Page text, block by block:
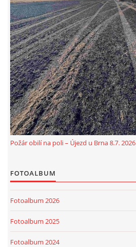
Požár obilí na poli – Újezd u Brna 8.7. 2026
FOTOALBUM
Fotoalbum 2026
Fotoalbum 2025
Fotoalbum 2024